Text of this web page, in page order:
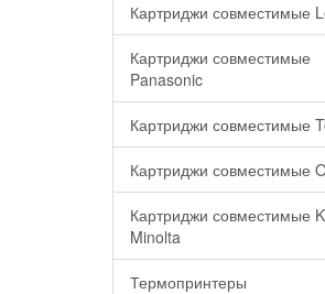
Картриджи совместимые
Картриджи совместимые
Panasonic
Картриджи совместимые
Картриджи совместимые
Картриджи совместимые
Minolta
Термопринтеры